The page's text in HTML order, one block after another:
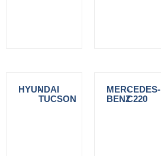
HYUNDAI
-
TUCSON
MERCEDES-
BENZ
-
C220